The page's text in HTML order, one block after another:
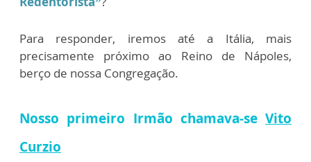
Para responder, iremos até a Itália, mais
precisamente próximo ao Reino de Nápoles,
berço de nossa Congregação.
Nosso primeiro Irmão chamava-se Vito
Curzio